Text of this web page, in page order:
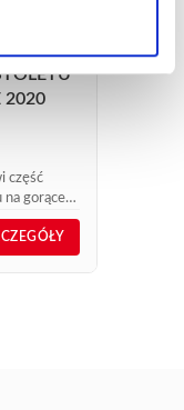
2020
część
na gorące
nabyć jako